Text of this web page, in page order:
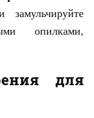
замульчируйте
опилками,
для